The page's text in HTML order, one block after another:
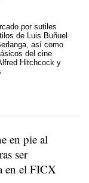
por sutiles
de Luis Buñuel
así como
del cine
Hitchcock y
en pie al
ser
en el FICX